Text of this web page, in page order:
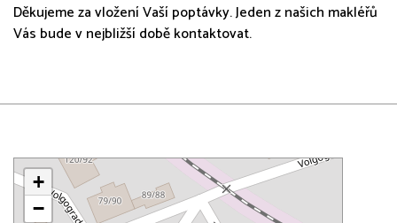
Děkujeme za vložení Vaší poptávky. Jeden z našich makléřů
Vás bude v nejbližší době kontaktovat.
+
−